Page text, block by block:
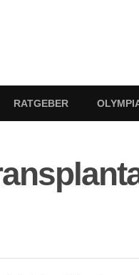
RATGEBER